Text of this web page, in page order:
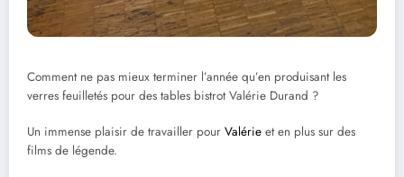
Comment ne pas mieux terminer l’année qu’en produisant les
verres feuilletés pour des tables bistrot Valérie Durand ?
Un immense plaisir de travailler pour Valérie et en plus sur des
films de légende.